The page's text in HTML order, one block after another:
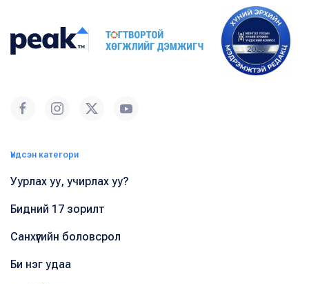
Үндсэн категори
Уурлах уу, учирлах уу?
Бидний 17 зорилт
Санхүүгийн боловсрол
Би нэг удаа